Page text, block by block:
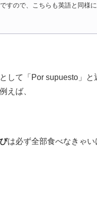
すので、こちらも英語と同様
して「Por supuesto」
えば、
は必ず全部食べなきゃい